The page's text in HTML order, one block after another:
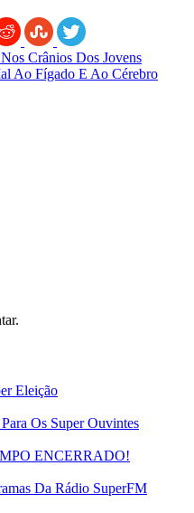
Crânios Dos Jovens
Ao Fígado E Ao Cérebro
Eleição
Os Super Ouvintes
ENCERRADO!
Da Rádio SuperFM